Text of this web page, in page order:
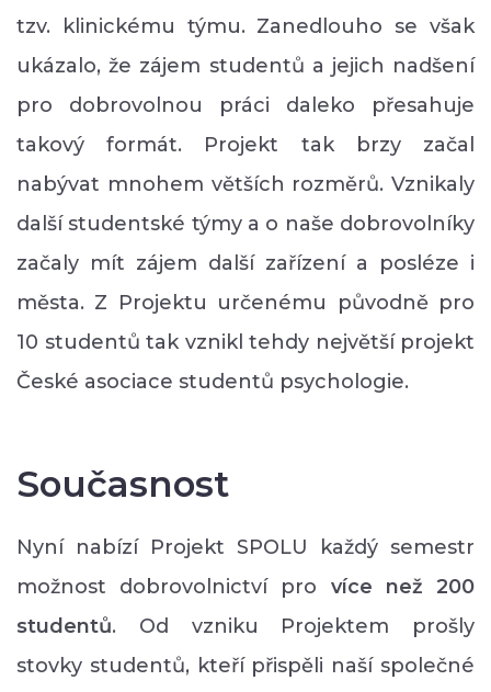
tzv. klinickému týmu. Zanedlouho se však
ukázalo, že zájem studentů a jejich nadšení
pro dobrovolnou práci daleko přesahuje
takový formát. Projekt tak brzy začal
nabývat mnohem větších rozměrů. Vznikaly
další studentské týmy a o naše dobrovolníky
začaly mít zájem další zařízení a posléze i
města. Z Projektu určenému původně pro
10 studentů tak vznikl tehdy největší projekt
České asociace studentů psychologie.
Současnost
Nyní nabízí Projekt SPOLU každý semestr
možnost dobrovolnictví pro více než 200
studentů. Od vzniku Projektem prošly
stovky studentů, kteří přispěli naší společné